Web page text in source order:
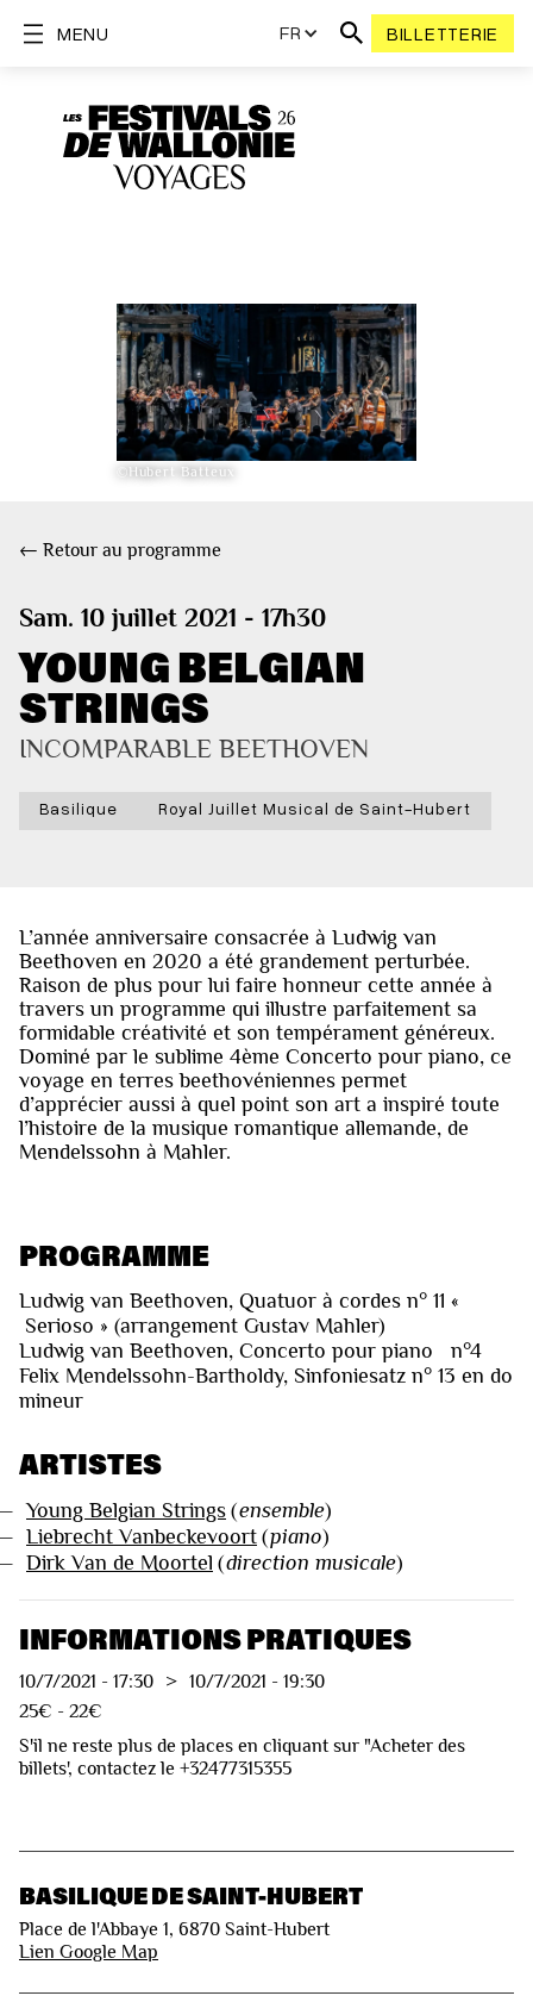
FR BILLETTERIE
MENU
©Hubert Batteux
← Retour au programme
Sam. 10 juillet 2021 - 17h30
YOUNG BELGIAN
STRINGS
INCOMPARABLE BEETHOVEN
Basilique Royal Juillet Musical de Saint-Hubert
L’année anniversaire consacrée à Ludwig van
Beethoven en 2020 a été grandement perturbée.
Raison de plus pour lui faire honneur cette année à
travers un programme qui illustre parfaitement sa
formidable créativité et son tempérament généreux.
Dominé par le sublime 4ème Concerto pour piano, ce
voyage en terres beethovéniennes permet
d’apprécier aussi à quel point son art a inspiré toute
l’histoire de la musique romantique allemande, de
Mendelssohn à Mahler.
PROGRAMME
Ludwig van Beethoven, Quatuor à cordes n° 11 «
Serioso » (arrangement Gustav Mahler)
Ludwig van Beethoven, Concerto pour piano n°4
Felix Mendelssohn-Bartholdy, Sinfoniesatz n° 13 en do
mineur
ARTISTES
Young Belgian Strings (ensemble)
Liebrecht Vanbeckevoort (piano)
Dirk Van de Moortel (direction musicale)
INFORMATIONS PRATIQUES
10/7/2021 - 17:30 > 10/7/2021 - 19:30
25€ - 22€
S'il ne reste plus de places en cliquant sur "Acheter des
billets', contactez le +32477315355
BASILIQUE DE SAINT-HUBERT
Place de l'Abbaye 1, 6870 Saint-Hubert
Lien Google Map